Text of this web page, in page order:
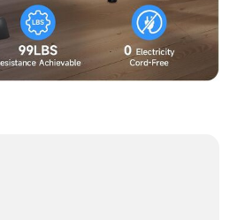
entraînements guidés et
des sessions
d'entraînement virtuelles
à tout moment. Un
support de tablette